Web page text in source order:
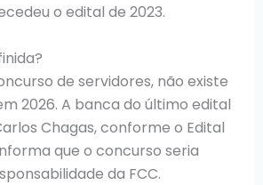
o edital de 2023.
de servidores, não existe
2026. A banca do último edital
Chagas, conforme o Edital
que o concurso seria
da FCC.